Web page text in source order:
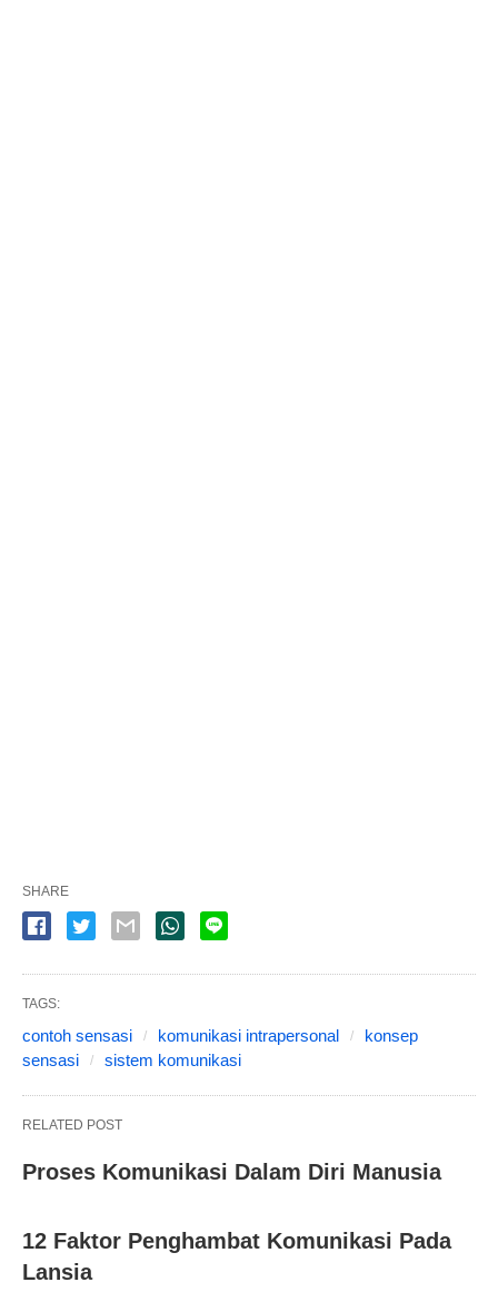
SHARE
TAGS:
contoh sensasi komunikasi intrapersonal
konsep
sensasi
sistem komunikasi
RELATED POST
Proses Komunikasi Dalam Diri Manusia
12 Faktor Penghambat Komunikasi Pada
Lansia